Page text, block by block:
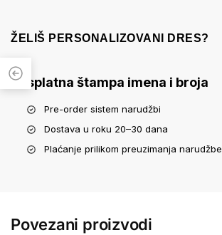
ŽELIŠ PERSONALIZOVANI DRES?
Besplatna štampa imena i broja
Pre-order sistem narudžbi
Dostava u roku 20–30 dana
Plaćanje prilikom preuzimanja narudžbe
Povezani proizvodi